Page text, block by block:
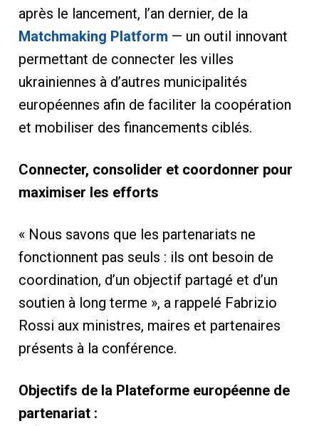
après le lancement, l’an dernier, de la
Matchmaking Platform — un outil innovant
permettant de connecter les villes
ukrainiennes à d’autres municipalités
européennes afin de faciliter la coopération
et mobiliser des financements ciblés.
Connecter, consolider et coordonner pour
maximiser les efforts
« Nous savons que les partenariats ne
fonctionnent pas seuls : ils ont besoin de
coordination, d’un objectif partagé et d’un
soutien à long terme », a rappelé Fabrizio
Rossi aux ministres, maires et partenaires
présents à la conférence.
Objectifs de la Plateforme européenne de
partenariat :